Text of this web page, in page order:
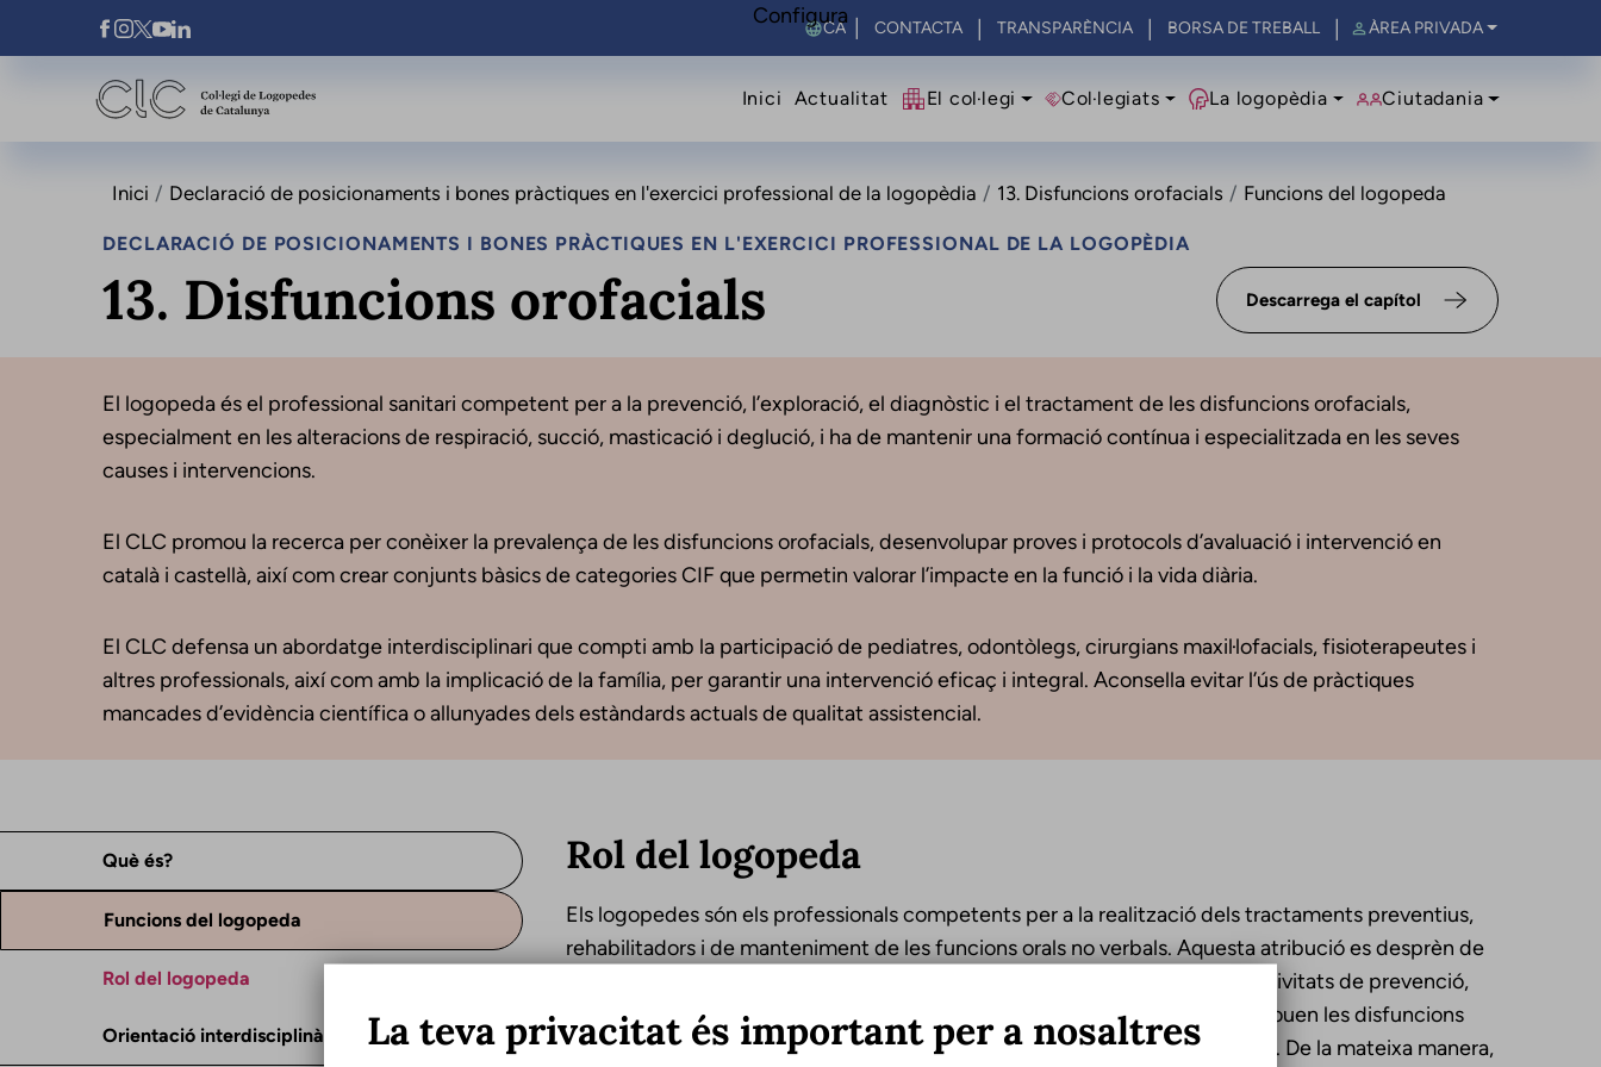
Vés al contingut
Xarxes Socials Select your language
CONTACTA TRANSPARÈNCIA BORSA DE TREBALL ÀREA PRIVADA
Navegació principal
Inici Actualitat El col·legi Col·legiats La logopèdia Ciutadania
Inici Declaració de posicionaments i bones pràctiques en l'exercici professional de la logopèdia 13. Disfuncions orofacials Funcions del logopeda
DECLARACIÓ DE POSICIONAMENTS I BONES PRÀCTIQUES EN L'EXERCICI PROFESSIONAL DE LA LOGOPÈDIA
13. Disfuncions orofacials Descarrega el capítol
El logopeda és el professional sanitari competent per a la prevenció, l’exploració, el diagnòstic i el tractament de les disfuncions orofacials,
especialment en les alteracions de respiració, succió, masticació i deglució, i ha de mantenir una formació contínua i especialitzada en les seves
causes i intervencions.
El CLC promou la recerca per conèixer la prevalença de les disfuncions orofacials, desenvolupar proves i protocols d’avaluació i intervenció en
català i castellà, així com crear conjunts bàsics de categories CIF que permetin valorar l’impacte en la funció i la vida diària.
El CLC defensa un abordatge interdisciplinari que compti amb la participació de pediatres, odontòlegs, cirurgians maxil·lofacials, fisioterapeutes i
altres professionals, així com amb la implicació de la família, per garantir una intervenció eficaç i integral. Aconsella evitar l’ús de pràctiques
mancades d’evidència científica o allunyades dels estàndards actuals de qualitat assistencial.
Què és?
Funcions del logopeda
Rol del logopeda
Orientació interdisciplinària
Rol del logopeda
Els logopedes són els professionals competents per a la realització dels tractaments preventius,
rehabilitadors i de manteniment de les funcions orals no verbals. Aquesta atribució es desprèn de
l’article 7.2f de la LOPS, que afirma que els logopedes desenvolupen les activitats de prevenció,
avaluació i tractament de les funcions orals no verbals, entre els quals s’inclouen les disfuncions
orofacials, mitjançant tècniques terapèutiques pròpies de la seva disciplina. De la mateixa manera,
Configura
La teva privacitat és important per a nosaltres